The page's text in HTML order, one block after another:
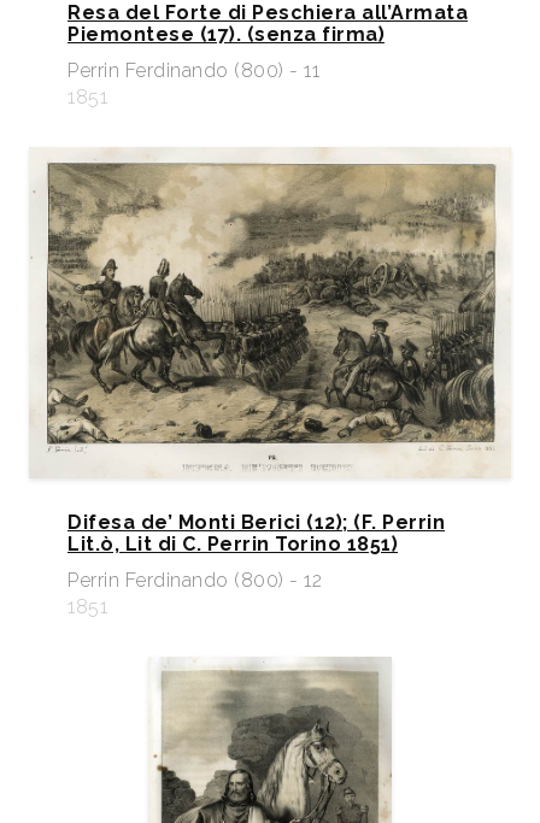
Resa del Forte di Peschiera all’Armata
Piemontese (17). (senza firma)
Perrin Ferdinando (800) - 11
1851
Difesa de’ Monti Berici (12); (F. Perrin
Lit.ò, Lit di C. Perrin Torino 1851)
Perrin Ferdinando (800) - 12
1851